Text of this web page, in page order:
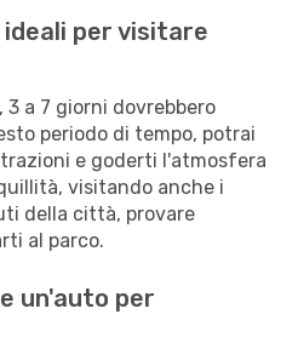
per visitare
a 7 giorni dovrebbero
periodo di tempo, potrai
e goderti l'atmosfera
visitando anche i
della città, provare
al parco.
un'auto per